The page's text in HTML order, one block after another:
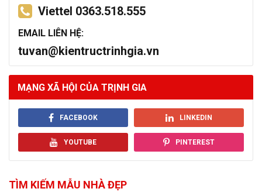
Viettel 0363.518.555
EMAIL LIÊN HỆ:
tuvan@kientructrinhgia.vn
MẠNG XÃ HỘI CỦA TRỊNH GIA
FACEBOOK LINKEDIN
YOUTUBE PINTEREST
TÌM KIẾM MẪU NHÀ ĐẸP